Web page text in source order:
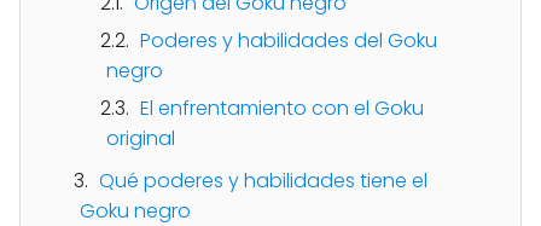
Poderes y habilidades del Goku
negro
El enfrentamiento con el Goku
original
Qué poderes y habilidades tiene el
Goku negro